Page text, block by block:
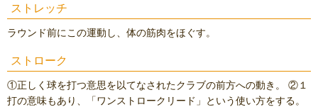
ストレッチ
ラウンド前にこの運動し、体の筋肉をほぐす。
ストローク
①正しく球を打つ意思を以てなされたクラブの前方への動き。 ②１
打の意味もあり、「ワンストロークリード」という使い方をする。